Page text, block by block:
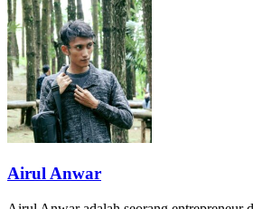
Airul Anwar